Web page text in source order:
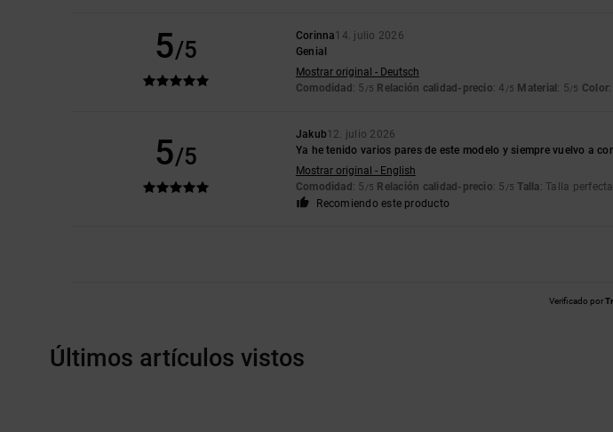
5/5
Corinna14. julio 2026
Genial
Mostrar original - Deutsch
Comodidad : 5 /5 Relación calidad-precio: 4 /5 Material : 5/5 Color
5/5
Jakub12. julio 2026
Ya he tenido varios pares de este modelo y siempre vuelvo a
Mostrar original - English
Comodidad : 5 /5 Relación calidad-precio: 5 /5 Talla: Talla perfecta
Recomiendo este producto
Verificado por
Últimos artículos vistos